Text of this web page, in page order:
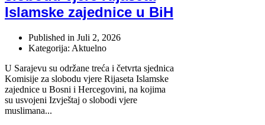
Islamske zajednice u BiH
Published in Juli 2, 2026
Kategorija: Aktuelno
U Sarajevu su održane treća i četvrta sjednica
Komisije za slobodu vjere Rijaseta Islamske
zajednice u Bosni i Hercegovini, na kojima
su usvojeni Izvještaj o slobodi vjere
muslimana...